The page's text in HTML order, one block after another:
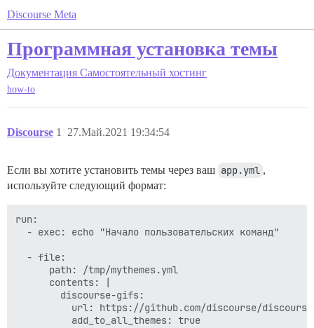
Discourse Meta
Программная установка темы
Документация Самостоятельный хостинг
how-to
Discourse 27.Май.2021 19:34:54
1
Если вы хотите установить темы через ваш app.yml ,
используйте следующий формат:
run:
  - exec: echo "Начало пользовательских команд"
  - file:
      path: /tmp/mythemes.yml
      contents: |
        discourse-gifs:
url: https://github.com/discourse/
          add_to_all_themes: true